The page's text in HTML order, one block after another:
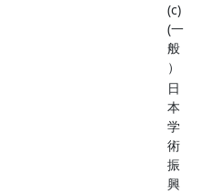
(c)
(一
般
）
日
本
学
術
振
興